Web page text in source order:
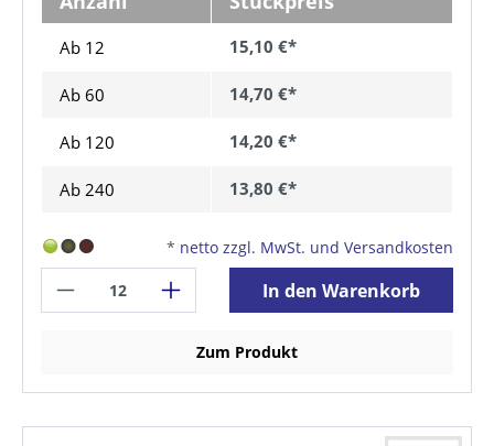
Ab 12 15,10 €*
Ab 60 14,70 €*
Ab 120 14,20 €*
Ab 240 13,80 €*
* netto zzgl. MwSt. und Versandkosten
In den Warenkorb
Zum Produkt